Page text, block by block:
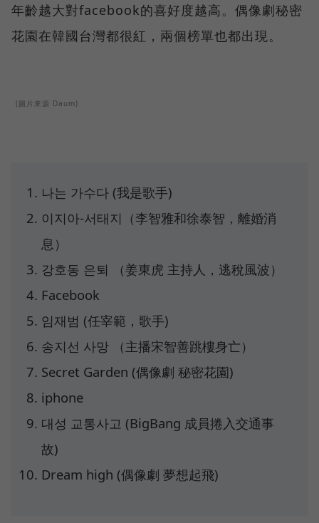
年齡越大對facebook的喜好度越高。偶像劇秘密
花園在韓國台灣都很紅，兩個榜單也都出現。
(圖片來源 Daum)
나는 가수다 (我是歌手)
이지아-서태지（李智雅和徐泰智，離婚消
息）
강호동 은퇴 （姜東虎 主持人，逃稅風波）
Facebook
임재범 (任宰範，歌手)
송지선 사망 （主播宋智善跳樓身亡）
Secret Garden (偶像劇 秘密花園)
iphone
대성 교통사고 (BigBang 成員捲入交通事
故)
Dream high (偶像劇 夢想起飛)